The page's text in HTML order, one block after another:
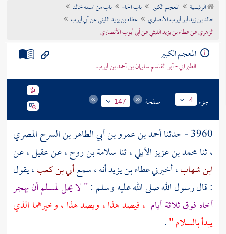
تراجم الأعلام
الرئيسية المعجم الكبير باب الخاء
باب من اسمه خالد
خالد بن زيد أبو أيوب الأنصاري
عطاء بن يزيد الليثي عن أبي أيوب
الزهري عن عطاء بن يزيد الليثي عن أبي أيوب الأنصاري
المعجم الكبير
الطبراني - أبو القاسم سليمان بن أحمد بن أيوب
جزء 4 صفحة 147
3960 - حدثنا
أحمد بن عمرو بن أبي الطاهر بن السرح المصري
، ثنامحمد بن عزيز الأيلي، ثناسلامة بن روح، عنعقيل، عن
ابن شهاب، أخبرنيعطاء بن يزيدأنه ، سمعأبي بن كعب، يقول
: قال رسول الله صلى الله عليه وسلم :" لا يحل لمسلم أن يهجر
أخاه فوق ثلاثة أيام ، فيصد هذا ، ويصد هذا ، وخيرهما الذي
يبدأ بالسلام ".